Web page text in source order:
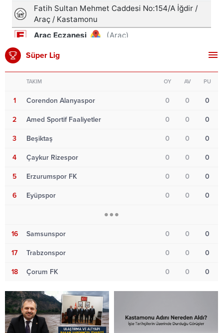
Süper Lig
TAKIM OY AV PU
1 Corendon Alanyaspor 0 0 0
2 Amed Sportif Faaliyetler 0 0 0
3 Beşiktaş 0 0 0
4 Çaykur Rizespor 0 0 0
5 Erzurumspor FK 0 0 0
6 Eyüpspor 0 0 0
16 Samsunspor 0 0 0
17 Trabzonspor 0 0 0
18 Çorum FK 0 0 0